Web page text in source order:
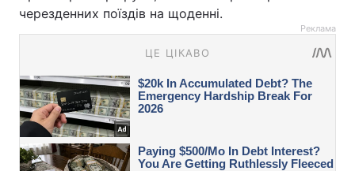
черезденних поїздів на щоденні.
Реклама